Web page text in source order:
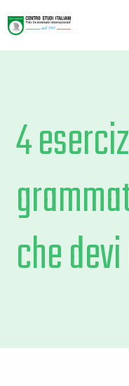
4
che